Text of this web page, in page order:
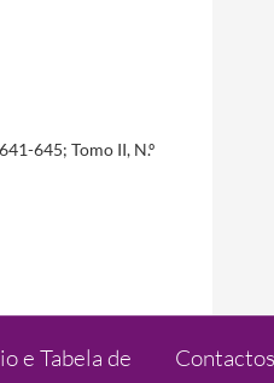
645; Tomo II, N.º
e Tabela de Contactos